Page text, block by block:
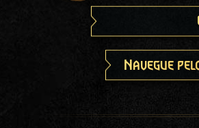
Navegue